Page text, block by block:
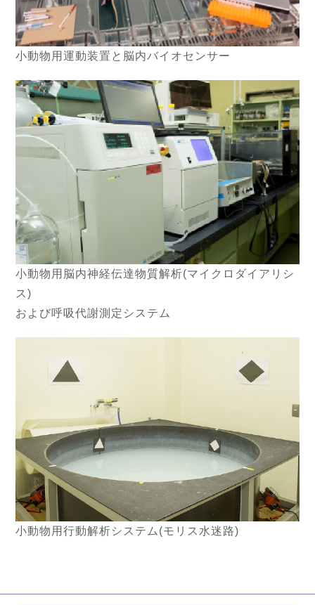
小動物用運動装置と脳内バイオセンサー
小動物用脳内神経伝達物質解析(マイクロダイアリシ
ス)
および呼吸代謝測定システム
小動物用行動解析システム(モリス水迷路)